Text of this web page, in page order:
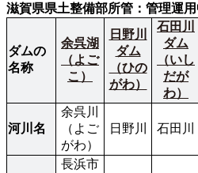
滋賀県県土整備部所管：管理運
ダムの
名称
余呉湖
（よご
こ）
日野川
ダム
（ひの
がわ）
石田川
ダム
（いし
だが
わ）
河川名
余呉川
（よご
がわ）
日野川 石田川
長浜市